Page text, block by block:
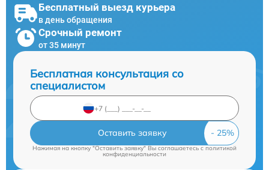
Бесплатный выезд курьера
в день обращения
Срочный ремонт
от 35 минут
Бесплатная консультация со
специалистом
Оставить заявку
Нажимая на кнопку "Оставить заявку" Вы соглашаетесь c политикой
конфиденциальности